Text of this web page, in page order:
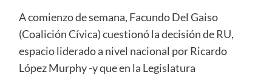
A comienzo de semana, Facundo Del Gaiso
(Coalición Cívica) cuestionó la decisión de RU,
espacio liderado a nivel nacional por Ricardo
López Murphy -y que en la Legislatura